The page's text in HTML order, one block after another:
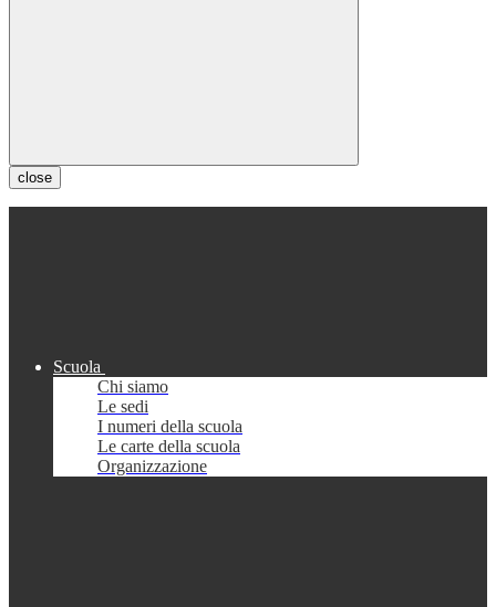
close
Scuola
Chi siamo
Le sedi
I numeri della scuola
Le carte della scuola
Organizzazione